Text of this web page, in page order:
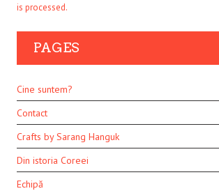
is processed.
PAGES
Cine suntem?
Contact
Crafts by Sarang Hanguk
Din istoria Coreei
Echipă